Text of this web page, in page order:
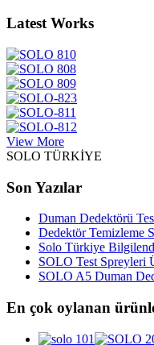
Latest Works
View More
SOLO TÜRKİYE
Son Yazılar
Duman Dedektörü
Dedektör Temizleme
Solo Türkiye
SOLO Test Spreyleri
SOLO A5 Duman
En çok oylanan